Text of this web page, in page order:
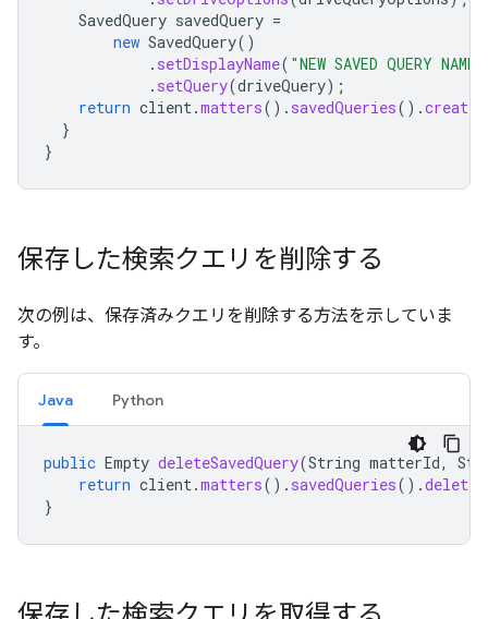
SavedQuery savedQuery =
new SavedQuery()
. setDisplayName( "NEW SAVED QUERY NAME"
. setQuery(driveQuery);
return client.matters(). savedQueries().create
}
}
保存した検索クエリを削除する
次の例は、保存済みクエリを削除する方法を示していま
す。
Java Python
public Empty deleteSavedQuery(String matterId,
return client.matters(). savedQueries().delete
}